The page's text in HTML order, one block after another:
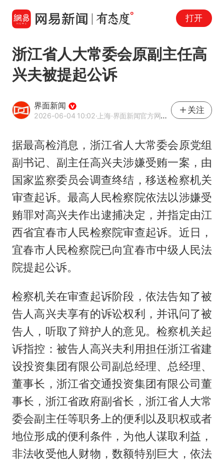
打开
浙江省人大常委会原副主任高
兴夫被提起公诉
界面新闻
2026-06-04 10:02·上海·界面新闻官方网易号
关注
据最高检消息，浙江省人大常委会原党组
副书记、副主任高兴夫涉嫌受贿一案，由
国家监察委员会调查终结，移送检察机关
审查起诉。最高人民检察院依法以涉嫌受
贿罪对高兴夫作出逮捕决定，并指定由江
西省宜春市人民检察院审查起诉。近日，
宜春市人民检察院已向宜春市中级人民法
院提起公诉。
检察机关在审查起诉阶段，依法告知了被
告人高兴夫享有的诉讼权利，并讯问了被
告人，听取了辩护人的意见。检察机关起
诉指控：被告人高兴夫利用担任浙江省建
设投资集团有限公司副总经理、总经理、
董事长，浙江省交通投资集团有限公司董
事长，浙江省政府副省长，浙江省人大常
委会副主任等职务上的便利以及职权或者
地位形成的便利条件，为他人谋取利益，
非法收受他人财物，数额特别巨大，依法